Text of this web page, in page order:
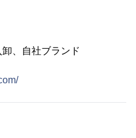
、自社ブランド